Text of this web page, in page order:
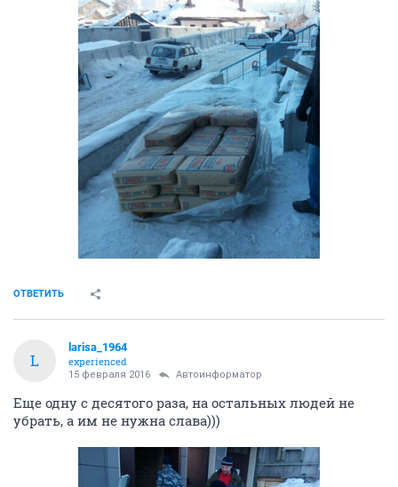
ОТВЕТИТЬ
L
larisa_1964
experienced
15 февраля 2016 Автоинформатор
Еще одну с десятого раза, на остальных людей не
убрать, а им не нужна слава)))